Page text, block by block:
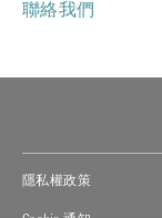
聯絡我們
隱私權政策